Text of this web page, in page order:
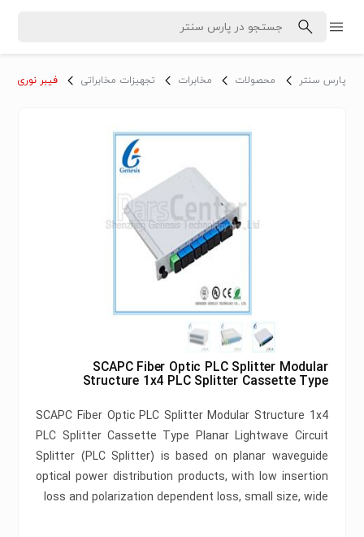
پارس سنتر محصولات مخابرات تجهیزات مخابراتی فیبر نوری
SCAPC Fiber Optic PLC Splitter Modular
Structure 1x4 PLC Splitter Cassette Type
SCAPC Fiber Optic PLC Splitter Modular Structure 1x4
PLC Splitter Cassette Type Planar Lightwave Circuit
Splitter (PLC Splitter) is based on planar waveguide
optical power distribution products, with low insertion
loss and polarization dependent loss, small size, wide